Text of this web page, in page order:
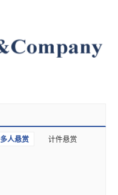
多人悬赏
计件悬赏